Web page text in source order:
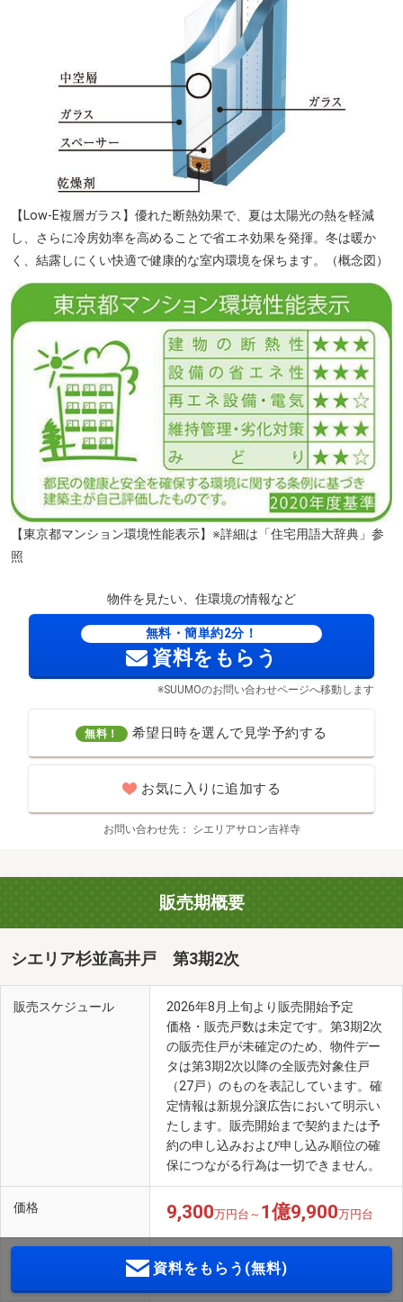
【Low-E複層ガラス】優れた断熱効果で、夏は太陽光の熱を軽減
し、さらに冷房効率を高めることで省エネ効果を発揮。冬は暖か
く、結露しにくい快適で健康的な室内環境を保ちます。（概念図）
【東京都マンション環境性能表示】※詳細は「住宅用語大辞典」参
照
物件を見たい、住環境の情報など
無料・簡単約2分！
資料をもらう
※SUUMOのお問い合わせページへ移動します
無料！ 希望日時を選んで見学予約する
お気に入りに追加する
お問い合わせ先 シエリアサロン吉祥寺
販売期概要
シエリア杉並高井戸 第3期2次
販売スケジュール
2026年8月上旬より販売開始予定
価格・販売戸数は未定です。第3期2次
の販売住戸が未確定のため、物件デー
タは第3期2次以降の全販売対象住戸
（27戸）のものを表記しています。確
定情報は新規分譲広告において明示い
たします。販売開始まで契約または予
約の申し込みおよび申し込み順位の確
保につながる行為は一切できません。
価格 9,300万円台～ 1億9,900万円台
1億600万円台・1億2,500万円台（各4
戸）
資料をもらう(無料)